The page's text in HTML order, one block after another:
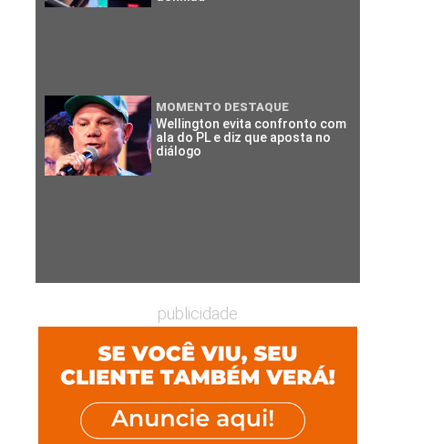
MOMENTO DESTAQUE
Wellington evita confronto com
ala do PL e diz que aposta no
diálogo
publicidade